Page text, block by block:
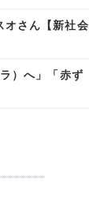
オさん【新社会
）へ」「赤ず